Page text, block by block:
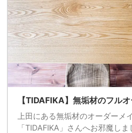
【TIDAFIKA】無垢材のフル
上田にある無垢材のオーダーメ
「TIDAFIKA」さんへお邪魔し